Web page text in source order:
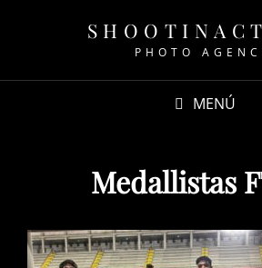
PHOTO
MENÚ
Medallistas